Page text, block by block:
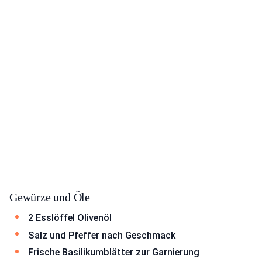
Gewürze und Öle
2 Esslöffel Olivenöl
Salz und Pfeffer nach Geschmack
Frische Basilikumblätter zur Garnierung